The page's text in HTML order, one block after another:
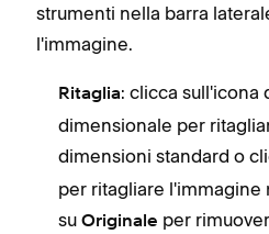
strumenti nella barra
l'immagine.
Ritaglia: clicca sull'icona
dimensionale per
dimensioni standard o
per ritagliare l'immagine
su Originale per